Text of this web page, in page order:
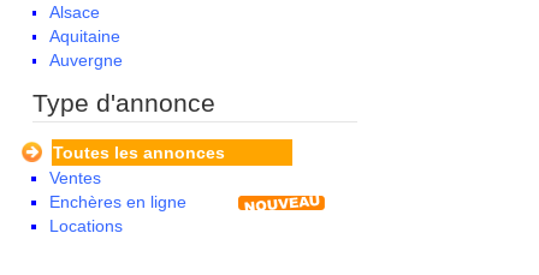
Alsace
Aquitaine
Auvergne
Bourgogne
Centre
Champagne Ardenne
Corse
Franche Comte - Suisse
Type d'annonce
Toutes les annonces
Ventes
Enchères en ligne
Locations